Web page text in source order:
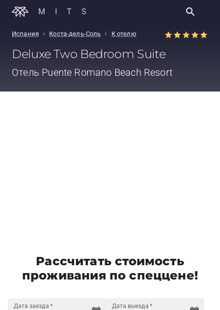
MITS
Испания › Коста-дель-Соль › К отелю
Deluxe Two Bedroom Suite
Отель Puente Romano Beach Resort
Рассчитать стоимость
проживания по спеццене!
Дата заезда * Дата выезда *